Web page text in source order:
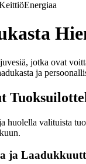
Energiaa
jotka ovat
ja
huolella valituista
ja